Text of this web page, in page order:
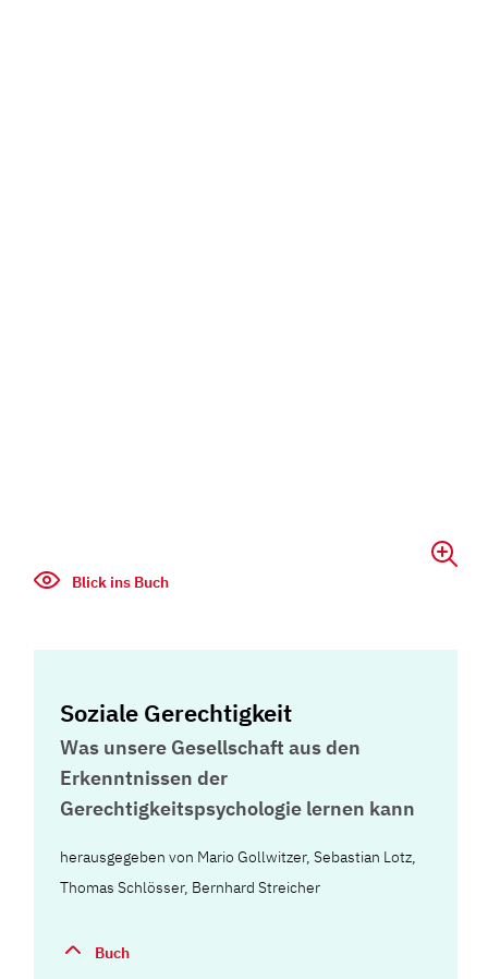
Blick ins Buch
Soziale Gerechtigkeit
Was unsere Gesellschaft aus den
Erkenntnissen der
Gerechtigkeitspsychologie lernen kann
herausgegeben von Mario Gollwitzer, Sebastian Lotz,
Thomas Schlösser, Bernhard Streicher
Buch